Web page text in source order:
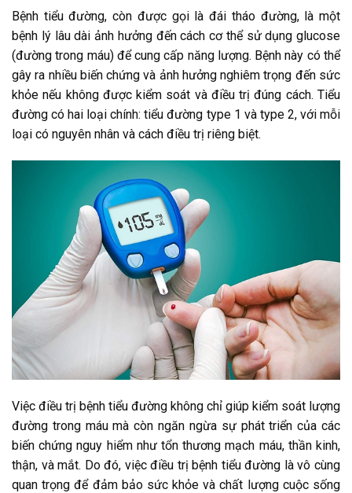
Bệnh tiểu đường, còn được gọi là đái tháo đường, là một
bệnh lý lâu dài ảnh hưởng đến cách cơ thể sử dụng glucose
(đường trong máu) để cung cấp năng lượng. Bệnh này có thể
gây ra nhiều biến chứng và ảnh hưởng nghiêm trọng đến sức
khỏe nếu không được kiểm soát và điều trị đúng cách. Tiểu
đường có hai loại chính: tiểu đường type 1 và type 2, với mỗi
loại có nguyên nhân và cách điều trị riêng biệt.
Việc điều trị bệnh tiểu đường không chỉ giúp kiểm soát lượng
đường trong máu mà còn ngăn ngừa sự phát triển của các
biến chứng nguy hiểm như tổn thương mạch máu, thần kinh,
thận, và mắt. Do đó, việc điều trị bệnh tiểu đường là vô cùng
quan trọng để đảm bảo sức khỏe và chất lượng cuộc sống